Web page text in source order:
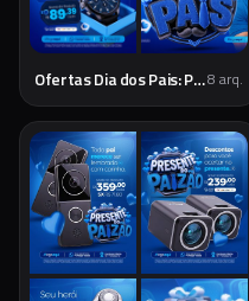
Ofertas Dia dos Pais: Presentes Especiais8 arq.